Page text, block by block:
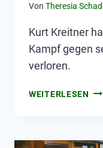
Von Theresia
Kurt Kreitner
Kampf gegen
verloren.
WEITERLESEN